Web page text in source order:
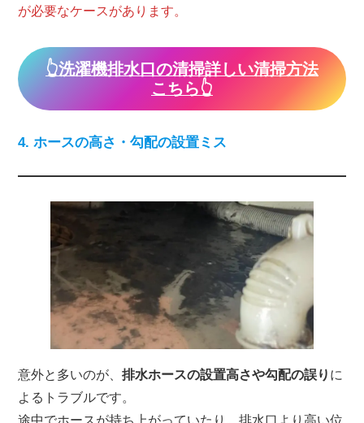
が必要なケースがあります。
👆️洗濯機排水口の清掃詳しい清掃方法
こちら👆️
4. ホースの高さ・勾配の設置ミス
意外と多いのが、排水ホースの設置高さや勾配の誤り に
よるトラブルです。
途中でホースが持ち上がっていたり、排水口より高い位